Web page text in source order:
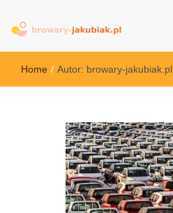
browary-jakubiak.pl
Home / Autor: browary-jakubiak.pl